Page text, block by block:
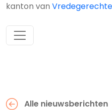
kanton van
Alle nieuwsberichten